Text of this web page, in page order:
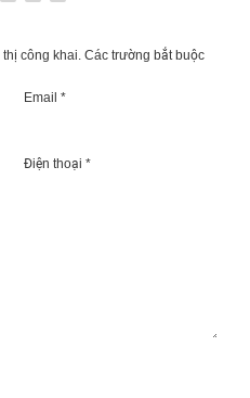
thị công khai. Các trường bắt buộc
Email *
Điện thoại *